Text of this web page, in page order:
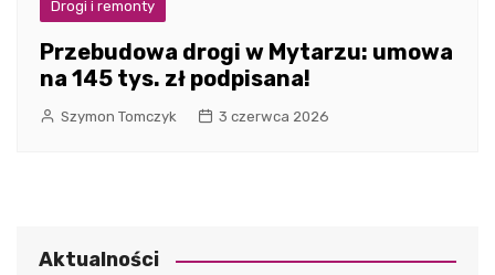
Drogi i remonty
Przebudowa drogi w Mytarzu: umowa
na 145 tys. zł podpisana!
Szymon Tomczyk 3 czerwca 2026
Aktualności